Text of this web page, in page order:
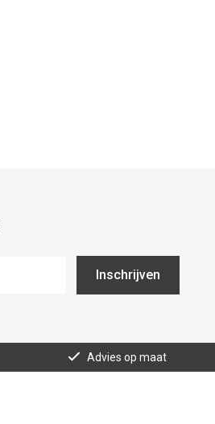
Inschrijven
Advies op maat